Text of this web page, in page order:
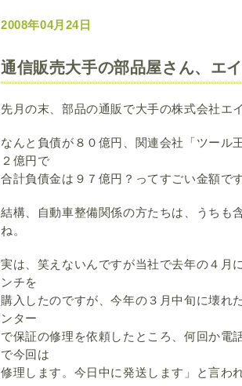
2008年04月24日
通信販売大手の部品屋さん、エ
先月の末、部品の通販で大手の株式会社エ
なんと負債が８０億円、関連会社「ツール
２億円で
合計負債金は９７億円？ってすごい金額で
結構、自動車整備関係の方たちは、うちも
ね。
実は、笑えないんですが当社で去年の４月
ンチを
購入したのですが、今年の３月中旬に壊れ
ンター
で保証の修理を依頼したところ、何回か電
で今回は
修理します。今日中に発送します」と言わ